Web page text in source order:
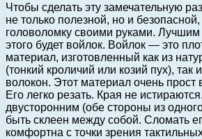
Чтобы сделать эту замечательную
не только полезной, но и
головоломку своими руками.
этого будет войлок. Войлок — это
материал, изготовленный как из
(тонкий кроличий или козий пух), так
волокон. Этот материал очень прост
Его легко резать. Края не
двусторонним (обе стороны из
быть склеен между собой. Сломать
комфортна с точки зрения